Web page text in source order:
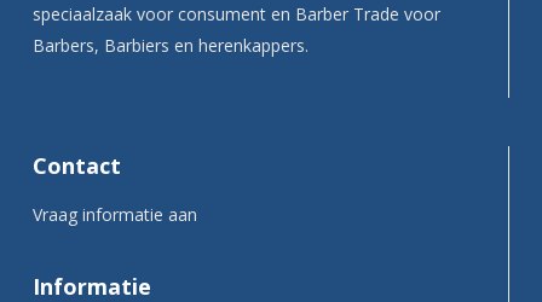
speciaalzaak voor consument en Barber Trade voor
Barbers, Barbiers en herenkappers.
Contact
Vraag informatie aan
Informatie